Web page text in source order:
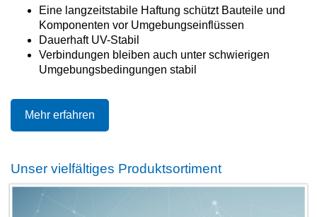
Eine langzeitstabile Haftung schützt Bauteile und
Komponenten vor Umgebungseinflüssen
Dauerhaft UV-Stabil
Verbindungen bleiben auch unter schwierigen
Umgebungsbedingungen stabil
Mehr erfahren
Unser vielfältiges Produktsortiment